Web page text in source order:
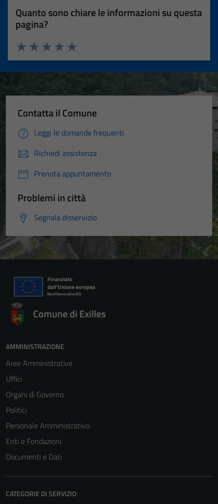
Quanto sono chiare le informazioni su questa
pagina?
Valuta 5 stelle su 5
Valuta 4 stelle su 5
Valuta 3 stelle su 5
Valuta 2 stelle su 5
Valuta 1 stelle su 5
Contatta il Comune
Leggi le domande frequenti
Richiedi assistenza
Prenota appuntamento
Problemi in città
Segnala disservizio
Comune di Exilles
AMMINISTRAZIONE
Aree Amministrative
Uffici
Organi di Governo
Politici
Personale Amministrativo
Enti e Fondazioni
Documenti e Dati
CATEGORIE DI SERVIZIO